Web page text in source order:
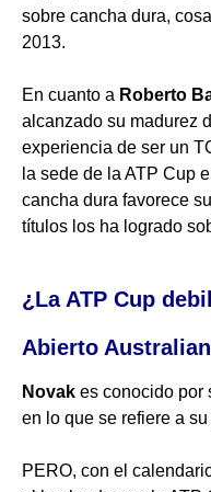
sobre cancha dura,
2013.
En cuanto a Roberto
alcanzado su madurez
experiencia de ser un
la sede de la ATP Cup
cancha dura favorece
títulos los ha logrado
¿La ATP Cup
Abierto
Novak es conocido por
en lo que se refiere a
PERO, con el